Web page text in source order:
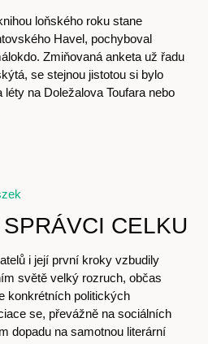
loňského roku stane
Havel, pochyboval
Zmiňovaná anketa už řadu
se stejnou jistotou si bylo
na Doležalova Toufara nebo
CELKU
i její první kroky vzbudily
světě velký rozruch, občas
konkrétních politických
se, převážně na sociálních
dopadu na samotnou literární